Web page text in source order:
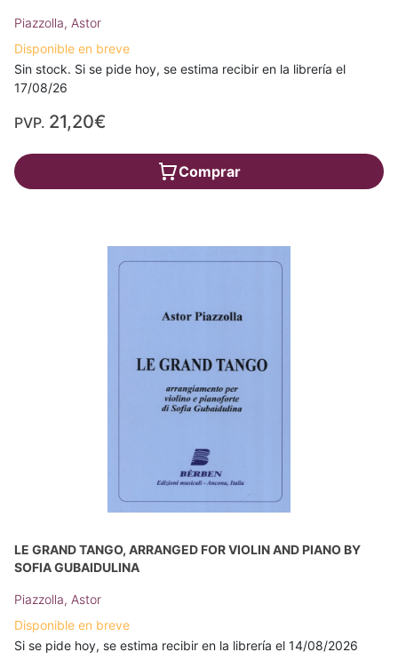
Piazzolla, Astor
Disponible en breve
Sin stock. Si se pide hoy, se estima recibir en la librería el
17/08/26
PVP. 21,20€
Comprar
LE GRAND TANGO, ARRANGED FOR VIOLIN AND PIANO BY
SOFIA GUBAIDULINA
Piazzolla, Astor
Disponible en breve
Si se pide hoy, se estima recibir en la librería el 14/08/2026